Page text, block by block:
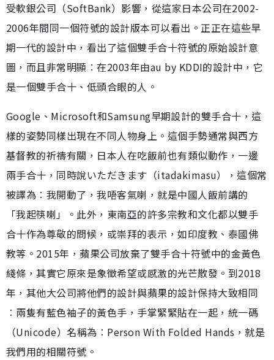
受軟銀公司（SoftBank）影響，從這家日本公司在2002-
2006年間同一個符號的設計版本可以看出。正正在這些早
期一代的設計中，看出了這個雙手合十符號的原始設計意
圖，而且非常明顯︰在2003年由au by KDDI的設計中，它
是一個雙手合十、低頭合眼的人。
Google、Microsoft和Samsung早期設計的雙手合十，這
樣的姿勢同樣出現在不同人物身上。這個手勢通常與西方
基督教的祈禱有關，日本人在吃飯前也有類似動作，一邊
兩手合十，同時說いただきます（itadakimasu），這個常
被譯為︰我開動了，我唔客氣喇，就是中國人飯前講的
「我起筷喇」。此外，東南亞的許多宗教和文化都以雙手
合十作為尊敬的問候，或崇拜的表示，如印度教、泰國佛
教等。2015年，蘋果公司放棄了雙手合十符號中的金黃色
綫條，其實它原來是象徵希望或感激的光芒散發。到2018
年，其他大公司將他們的設計與蘋果的設計保持大致相同
︰兩隻有藍色袖子的黃色手，手掌緊緊貼在一起，統一碼
（Unicode）名稱為︰Person With Folded Hands，就是
我們用的相關符號。